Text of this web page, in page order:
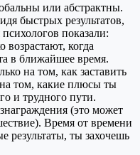
или абстрактны.
быстрых результатов,
показали:
возрастают, когда
в ближайшее время.
на том, как заставить
на том, какие плюсы ты
и трудного пути.
(это может
Время от времени
результаты, ты захочешь